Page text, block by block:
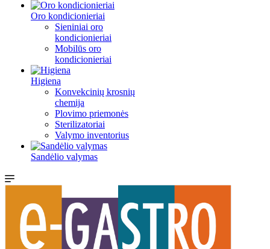
Oro kondicionieriai
Sieniniai oro
kondicionieriai
Mobilūs oro
kondicionieriai
Higiena
Konvekcinių krosnių
chemija
Plovimo priemonės
Sterilizatoriai
Valymo inventorius
Sandėlio valymas